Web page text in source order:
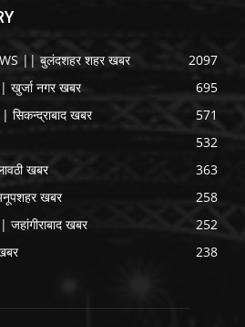
|| बुलंदशहर शहर खबर
2097
खुर्जा नगर खबर
695
खबर
571
532
खबर
363
खबर
258
खबर
252
238